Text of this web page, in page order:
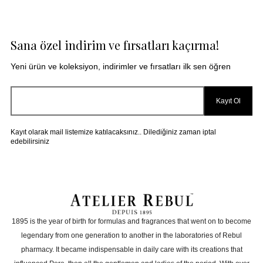
Ürün kutulu mu?
Hangi mevsime uygun
Hediye paketi var mı?
Çubuk fazlasıyla yeterli geldi
Ürün Soru ve Cevapları
J.C.R. Çubuklu Oda Kokusu 120 ml
SORU **** **** 15.08.2025
Sana özel indirim ve fırsatları kaçırma!
Yeni ürün ve koleksiyon, indirimler ve fırsatları ilk sen öğren
Kayıt Ol
Kayıt olarak mail listemize katılacaksınız.. Dilediğiniz zaman iptal
edebilirsiniz
1895 is the year of birth for formulas and fragrances that went on to become
legendary from one generation to another in the laboratories of Rebul
pharmacy. It became indispensable in daily care with its creations that